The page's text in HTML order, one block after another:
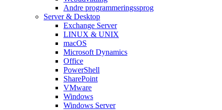
Andre programmeringssprog
Server & Desktop
Exchange Server
LINUX & UNIX
macOS
Microsoft Dynamics
Office
PowerShell
SharePoint
VMware
Windows
Windows Server